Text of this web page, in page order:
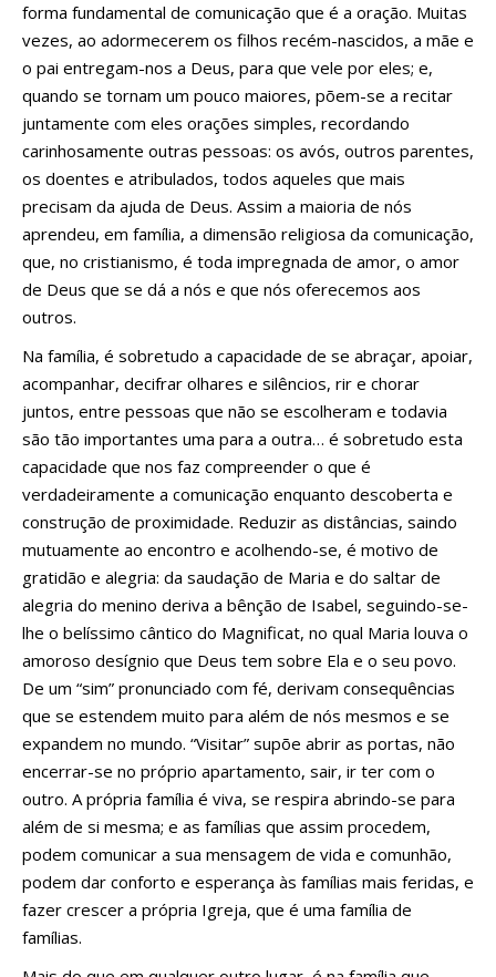
forma fundamental de comunicação que é a oração. Muitas
vezes, ao adormecerem os filhos recém-nascidos, a mãe e
o pai entregam-nos a Deus, para que vele por eles; e,
quando se tornam um pouco maiores, põem-se a recitar
juntamente com eles orações simples, recordando
carinhosamente outras pessoas: os avós, outros parentes,
os doentes e atribulados, todos aqueles que mais
precisam da ajuda de Deus. Assim a maioria de nós
aprendeu, em família, a dimensão religiosa da comunicação,
que, no cristianismo, é toda impregnada de amor, o amor
de Deus que se dá a nós e que nós oferecemos aos
outros.
Na família, é sobretudo a capacidade de se abraçar, apoiar,
acompanhar, decifrar olhares e silêncios, rir e chorar
juntos, entre pessoas que não se escolheram e todavia
são tão importantes uma para a outra… é sobretudo esta
capacidade que nos faz compreender o que é
verdadeiramente a comunicação enquanto descoberta e
construção de proximidade. Reduzir as distâncias, saindo
mutuamente ao encontro e acolhendo-se, é motivo de
gratidão e alegria: da saudação de Maria e do saltar de
alegria do menino deriva a bênção de Isabel, seguindo-se-
lhe o belíssimo cântico do Magnificat, no qual Maria louva o
amoroso desígnio que Deus tem sobre Ela e o seu povo.
De um “sim” pronunciado com fé, derivam consequências
que se estendem muito para além de nós mesmos e se
expandem no mundo. “Visitar” supõe abrir as portas, não
encerrar-se no próprio apartamento, sair, ir ter com o
outro. A própria família é viva, se respira abrindo-se para
além de si mesma; e as famílias que assim procedem,
podem comunicar a sua mensagem de vida e comunhão,
podem dar conforto e esperança às famílias mais feridas, e
fazer crescer a própria Igreja, que é uma família de
famílias.